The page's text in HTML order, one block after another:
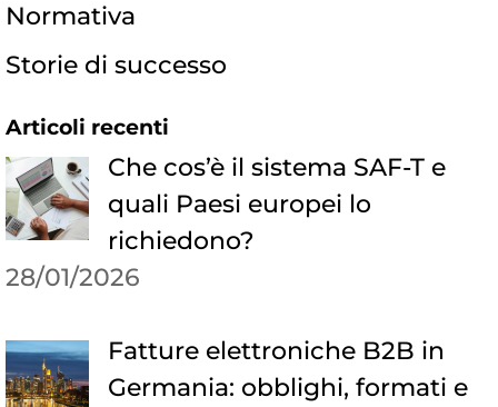
Normativa
Storie di successo
Articoli recenti
Che cos’è il sistema SAF-T e
quali Paesi europei lo
richiedono?
28/01/2026
Fatture elettroniche B2B in
Germania: obblighi, formati e